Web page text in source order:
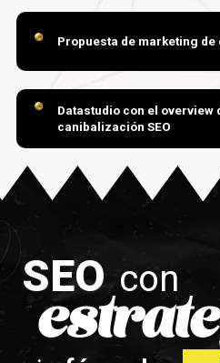
Propuesta de marketing
Datastudio con el overview
canibalización SEO
Planes de acción para
dentro de un site
Optimización de fichas de
Requerimientos mejoras
SEO con